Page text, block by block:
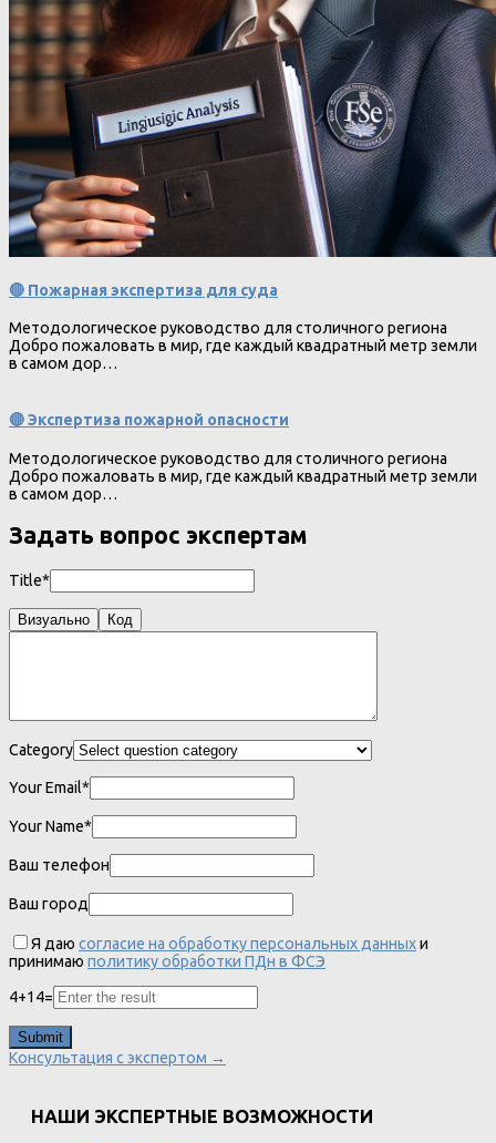
🔴 Пожарная экспертиза для суда
Методологическое руководство для столичного региона
Добро пожаловать в мир, где каждый квадратный метр земли
в самом дор…
🔴 Экспертиза пожарной опасности
Методологическое руководство для столичного региона
Добро пожаловать в мир, где каждый квадратный метр земли
в самом дор…
Задать вопрос экспертам
Title*
Визуально Код
Category
Your Email*
Your Name*
Ваш телефон
Ваш город
Я даю согласие на обработку персональных данныхи
принимаю политику обработки ПДн в ФСЭ
4+14=
Консультация с экспертом →
НАШИ ЭКСПЕРТНЫЕ ВОЗМОЖНОСТИ